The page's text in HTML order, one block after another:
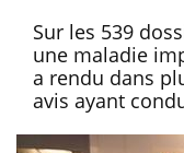
Sur les 539
une maladie
a rendu dans
avis ayant